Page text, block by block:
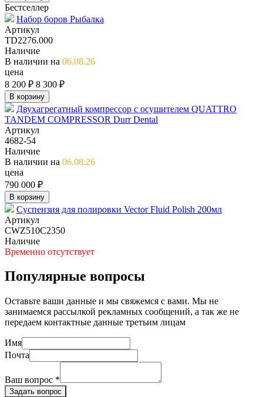
Бестселлер
Набор боров Рыбалка
Артикул
TD2276.000
Наличие
В наличии на 06.08.26
цена
8 200 ₽ 8 300 ₽
В корзину
Двухагрегатный компрессор с осушителем QUATTRO
TANDEM COMPRESSOR Durr Dental
Артикул
4682-54
Наличие
В наличии на 06.08.26
цена
790 000 ₽
В корзину
Суспензия для полировки Vector Fluid Polish 200мл
Артикул
CWZ510C2350
Наличие
Временно отсутствует
Популярные вопросы
Оставьте ваши данные и мы свяжемся с вами. Мы не
занимаемся рассылкой рекламных сообщений, а так же не
передаем контактные данные третьим лицам
Имя
Почта
Ваш вопрос *